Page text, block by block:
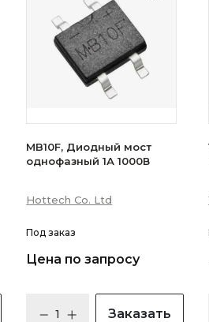
MB10F, Диодный мост
однофазный 1А 1000В
Hottech Co. Ltd
Под заказ
Цена по запросу
Заказать